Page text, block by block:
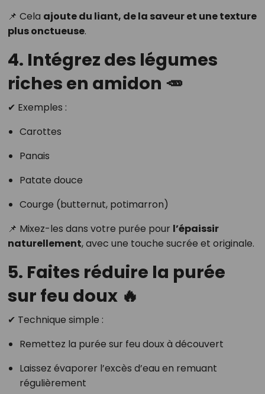
📌 Cela ajoute du liant, de la saveur et une texture
plus onctueuse.
4. Intégrez des légumes
riches en amidon 🥕
✔ Exemples :
Carottes
Panais
Patate douce
Courge (butternut, potimarron)
📌 Mixez-les dans votre purée pour l’épaissir
naturellement, avec une touche sucrée et originale.
5. Faites réduire la purée
sur feu doux 🔥
✔ Technique simple :
Remettez la purée sur feu doux à découvert
Laissez évaporer l’excès d’eau en remuant
régulièrement